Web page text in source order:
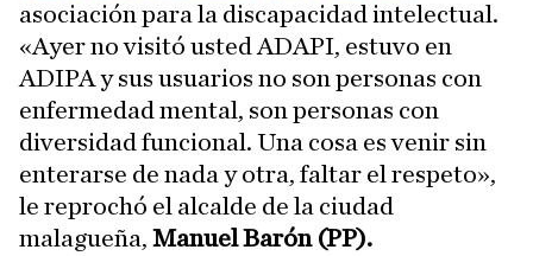
asociación para la discapacidad intelectual.
«Ayer no visitó usted ADAPI, estuvo en
ADIPA y sus usuarios no son personas con
enfermedad mental, son personas con
diversidad funcional. Una cosa es venir sin
enterarse de nada y otra, faltar el respeto»,
le reprochó el alcalde de la ciudad
malagueña, Manuel Barón (PP).